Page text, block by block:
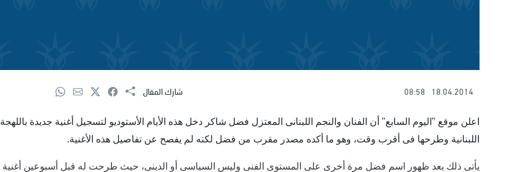
18.04.2014
08:58 شارك المقال
اعلن موقع "اليوم السابع" أن الفنان والنجم اللبنانى المعتزل فضل شاكر دخل هذه الأيام الأستوديو لتسجيل أغنية جديدة باللهجة
اللبنانية وطرحها فى أقرب وقت، وهو ما أكده مصدر مقرب من فضل لكنه لم يفصح عن تفاصيل هذه الأغنية.
يأتى ذلك بعد ظهور اسم فضل مرة أخرى على المستوى الفنى وليس السياسى أو الدينى، حيث طرحت له قبل أسبوعين أغنية